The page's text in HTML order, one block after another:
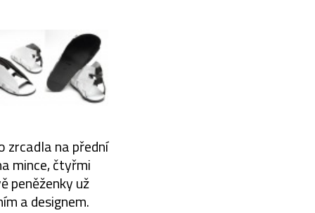
zrcadla na přední
mince, čtyřmi
peněženky už
a designem.